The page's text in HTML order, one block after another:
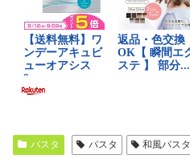
パスタ パスタ 和風パスタ